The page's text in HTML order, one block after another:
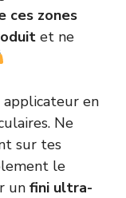
ces zones
et ne
en
Ne
sur tes
le
un fini ultra-